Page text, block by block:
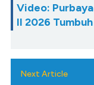
Video:
II 2026
Next Article